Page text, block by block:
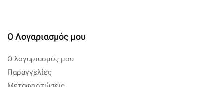
Ο Λογαριασμός μου
Ο λογαριασμός μου
Παραγγελίες